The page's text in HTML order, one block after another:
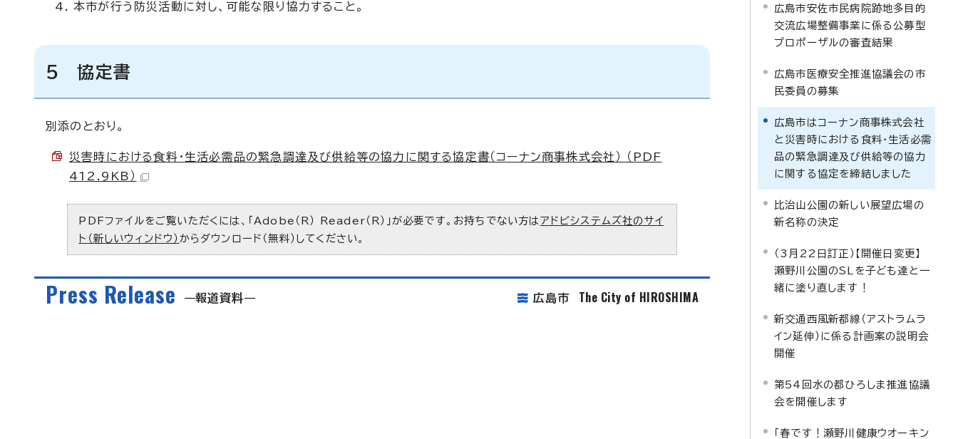
本市が行う防災活動に対し、可能な限り協力すること。
5 協定書
別添のとおり。
災害時における食料・生活必需品の緊急調達及び供給等の協力に関する協定書（コーナン商事株式会社） （PDF
412.9KB）
PDFファイルをご覧いただくには、「Adobe（R） Reader（R）」が必要です。お持ちでない方は アドビシステムズ社のサイ
ト（新しいウィンドウ） からダウンロード（無料）してください。
Press Release 報道資料 広島市 The City of HIROSHIMA
広島市安佐市民病院跡地多目的
交流広場整備事業に係る公募型
プロポーザルの審査結果
広島市医療安全推進協議会の市
民委員の募集
広島市はコーナン商事株式会社
と災害時における食料・生活必需
品の緊急調達及び供給等の協力
に関する協定を締結しました
比治山公園の新しい展望広場の
新名称の決定
（3月22日訂正）【開催日変更】
瀬野川公園のSLを子ども達と一
緒に塗り直します！
新交通西風新都線（アストラムラ
イン延伸）に係る計画案の説明会
開催
第54回水の都ひろしま推進協議
会を開催します
「春です！瀬野川健康ウオーキン